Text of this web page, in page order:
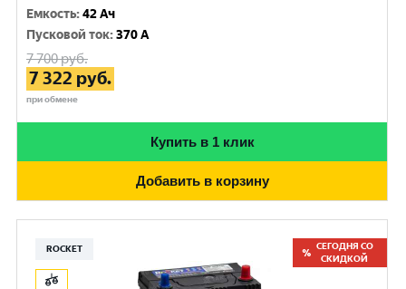
Емкость:42 Ач
Пусковой ток:370 A
7 700руб.
7 322 руб.
при обмене
Купить в 1 клик
Добавить в корзину
ROCKET
СЕГОДНЯ СО
СКИДКОЙ